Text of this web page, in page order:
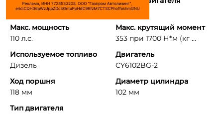
5785 см³
Макс. мощность
110 л.с.
Макс. крутящий момент
353 при 1700 Н*м (кг ...
Используемое топливо
Дизель
Двигатель
CY6102BG-2
Ход поршня
118 мм
Диаметр цилиндра
102 мм
Тип двигателя